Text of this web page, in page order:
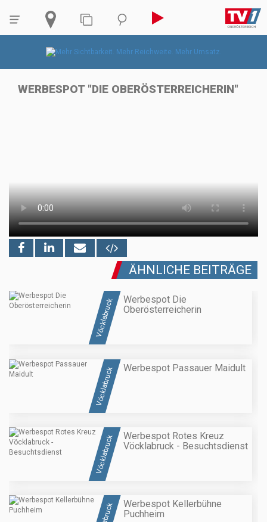
WERBESPOT "DIE OBERÖSTERREICHERIN"
ÄHNLICHE BEITRÄGE
Vöcklabruck
Werbespot Die
Oberösterreicherin
Vöcklabruck Werbespot Passauer Maidult
Vöcklabruck
Werbespot Rotes Kreuz
Vöcklabruck - Besuchtsdienst
Werbespot Kellerbühne
Puchheim